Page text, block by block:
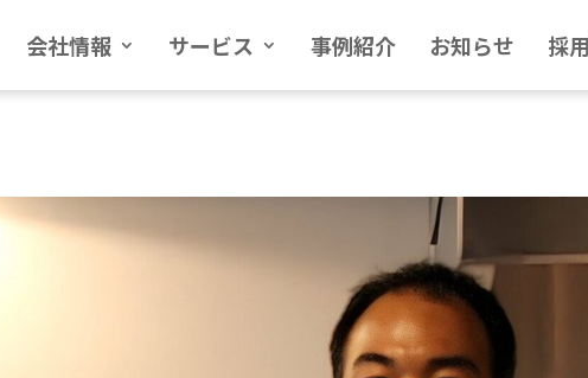
会社情報 サービス 事例紹介 お知らせ 採